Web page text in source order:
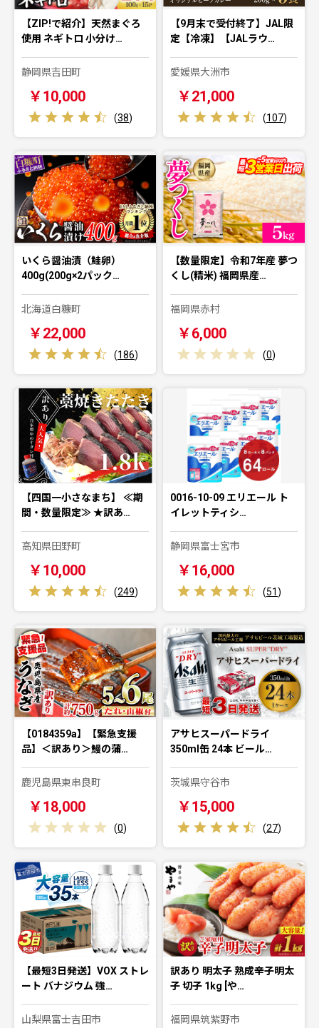
【ZIP!で紹介】天然まぐろ
使用 ネギトロ 小分け…
静岡県吉田町
￥10,000
(38)
【9月末で受付終了】JAL限
定【冷凍】【JALラウ…
愛媛県大洲市
￥21,000
(107)
いくら醤油漬（鮭卵）
400g(200g×2パック…
北海道白糠町
￥22,000
(186)
【数量限定】令和7年産 夢つ
くし(精米) 福岡県産…
福岡県赤村
￥6,000
(0)
【四国一小さなまち】 ≪期
間・数量限定≫ ★訳あ…
高知県田野町
￥10,000
(249)
0016-10-09 エリエール ト
イレットティシ…
静岡県富士宮市
￥16,000
(51)
【0184359a】【緊急支援
品】＜訳あり＞鰻の蒲…
鹿児島県東串良町
￥18,000
(0)
アサヒスーパードライ
350ml缶 24本 ビール…
茨城県守谷市
￥15,000
(27)
【最短3日発送】VOX ストレ
ート バナジウム 強…
山梨県富士吉田市
訳あり 明太子 熟成辛子明太
子 切子 1kg [や…
福岡県筑紫野市